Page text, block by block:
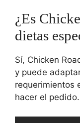
¿Es
dietas
Sí, Chicken
y puede
requerimientos
hacer el pedido.